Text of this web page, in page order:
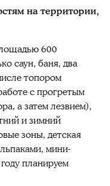
на территории,
600
саун, баня, два
топором
с прогретым
а затем лезвием),
и зимний
зоны, детская
мини-
планируем